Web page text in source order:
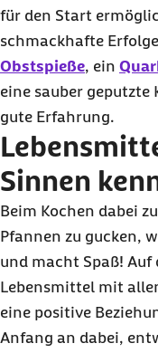
für den Start
schmackhafte
Obstspieße, ein
eine sauber
gute Erfahrung.
Sinnen
Beim Kochen dabei
Pfannen zu gucken,
und macht Spaß! Auf
Lebensmittel mit
eine positive
Anfang an dabei,